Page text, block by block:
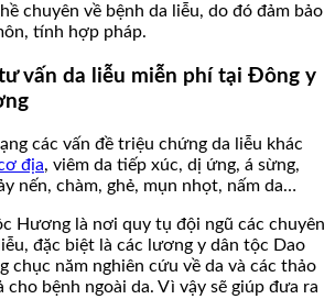
chuyên về bệnh da liễu, do đó đảm bảo
tính hợp pháp.
vấn da liễu miễn phí tại Đông y
các vấn đề triệu chứng da liễu khác
địa, viêm da tiếp xúc, dị ứng, á sừng,
nến, chàm, ghẻ, mụn nhọt, nấm da…
Hương là nơi quy tụ đội ngũ các chuyên
đặc biệt là các lương y dân tộc Dao
chục năm nghiên cứu về da và các thảo
bệnh ngoài da. Vì vậy sẽ giúp đưa ra